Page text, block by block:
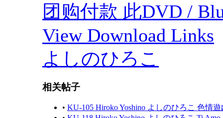
团购付款 此DVD /
View Download Links
よしのひろこ
相关帖子
• KU-105 Hiroko Yoshino よしのひろこ 色情遊